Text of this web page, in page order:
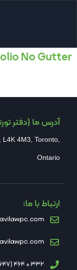
No Gutter
آدرس ما (دفتر
4M3, Toronto,
Ontario
ارتباط با ما:
332 0 464 (647) 1+